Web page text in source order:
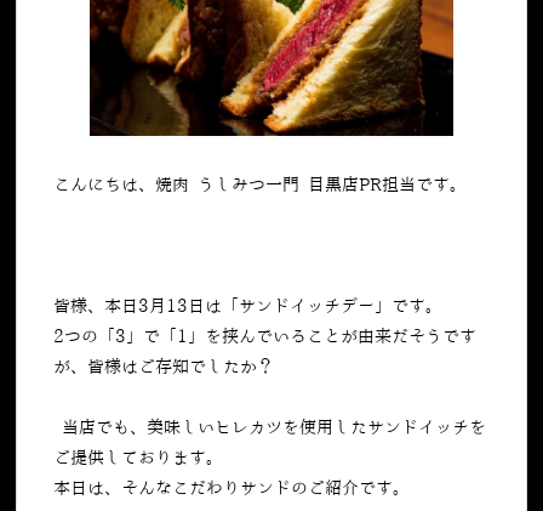
こんにちは、焼肉 うしみつ一門 目黒店PR担当です。
皆様、本日3月 13 日は「サンドイッチデー」です。
2つの「 3 」で「 1 」を挟んでいることが由来だそうです
が、皆様はご存知でしたか？
当店でも、美味しいヒレカツを使用したサンドイッチを
ご提供しております。
本日は、そんなこだわりサンドのご紹介です。